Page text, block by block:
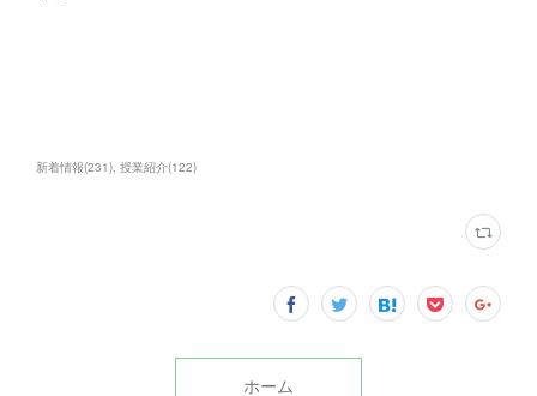
新着情報(231) 授業紹介(122)
ホーム